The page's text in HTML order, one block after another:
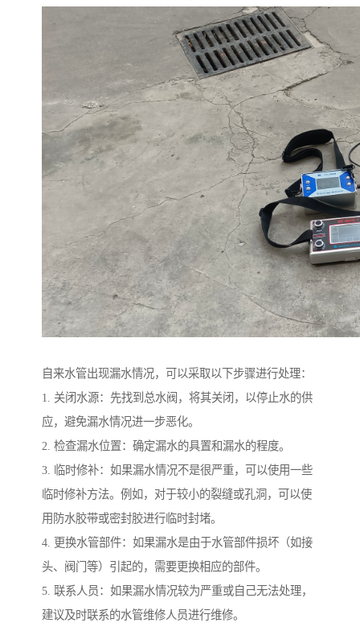
自来水管出现漏水情况，可以采取以下步骤进行处理：
1. 关闭水源：先找到总水阀，将其关闭，以停止水的供
应，避免漏水情况进一步恶化。
2. 检查漏水位置：确定漏水的具置和漏水的程度。
3. 临时修补：如果漏水情况不是很严重，可以使用一些
临时修补方法。例如，对于较小的裂缝或孔洞，可以使
用防水胶带或密封胶进行临时封堵。
4. 更换水管部件：如果漏水是由于水管部件损坏（如接
头、阀门等）引起的，需要更换相应的部件。
5. 联系人员：如果漏水情况较为严重或自己无法处理，
建议及时联系的水管维修人员进行维修。